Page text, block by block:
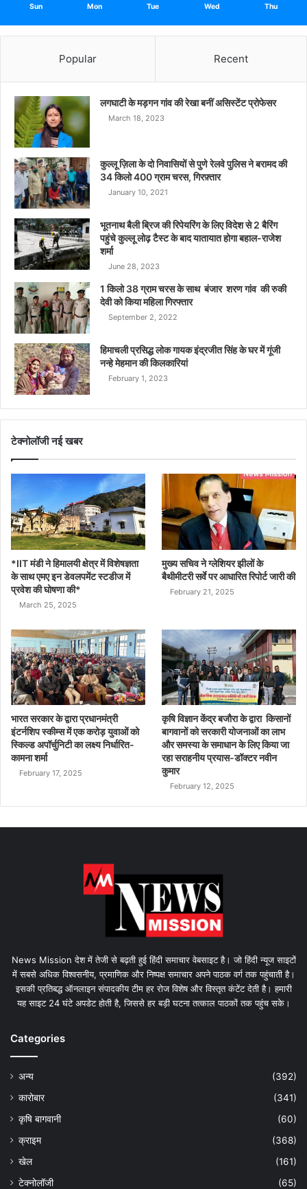
Sun Mon Tue Wed Thu
Popular Recent
लगघाटी के मड़गन गांव की रेखा बनीं असिस्टेंट प्रोफेसर
March 18, 2023
कुल्लू ज़िला के दो निवासियों से पुणे रेलवे पुलिस ने बरामद की
34 किलो 400 ग्राम चरस, गिरफ़्तार
January 10, 2021
भूतनाथ बैली ब्रिज की रिपेयरिंग के लिए विदेश से 2 बैरिंग
पहुंचे कुल्लू लोढ़ टैस्ट के बाद यातायात होगा बहाल-राजेश
शर्मा
June 28, 2023
1 किलो 38 ग्राम चरस के साथ बंजार शरण गांव की रुकी
देवी को किया महिला गिरफ्तार
September 2, 2022
हिमाचली प्रसिद्ध लोक गायक इंद्रजीत सिंह के घर में गूंजी
नन्हे मेहमान की किलकारियां
February 1, 2023
टेक्नोलॉजी नई खबर
*IIT मंडी ने हिमालयी क्षेत्र में विशेषज्ञता
के साथ एमए इन डेवलपमेंट स्टडीज में
प्रवेश की घोषणा की*
March 25, 2025
मुख्य सचिव ने ग्लेशियर झीलों के
बैथीमीटरी सर्वे पर आधारित रिपोर्ट जारी की
February 21, 2025
भारत सरकार के द्वारा प्रधानमंत्री
इंटर्नशिप स्कीम्स में एक करोड़ युवाओं को
स्किल्ड अपॉर्चुनिटी का लक्ष्य निर्धारित-
कामना शर्मा
February 17, 2025
कृषि विज्ञान केंद्र बजौरा के द्वारा किसानों
बागवानों को सरकारी योजनाओं का लाभ
और समस्या के समाधान के लिए किया जा
रहा सराहनीय प्रयास-डॉक्टर नवीन
कुमार
February 12, 2025
News Mission देश में तेजी से बढ़ती हुई हिंदी समाचार वेबसाइट है। जो हिंदी न्यूज साइटों
में सबसे अधिक विश्वसनीय, प्रमाणिक और निष्पक्ष समाचार अपने पाठक वर्ग तक पहुंचाती है।
इसकी प्रतिबद्ध ऑनलाइन संपादकीय टीम हर रोज विशेष और विस्तृत कंटेंट देती है। हमारी
यह साइट 24 घंटे अपडेट होती है, जिससे हर बड़ी घटना तत्काल पाठकों तक पहुंच सके।
Categories
अन्य
(392)
कारोबार
(341)
कृषि बागवानी
(60)
क्राइम
(368)
खेल
(161)
टेक्नोलॉजी
(65)